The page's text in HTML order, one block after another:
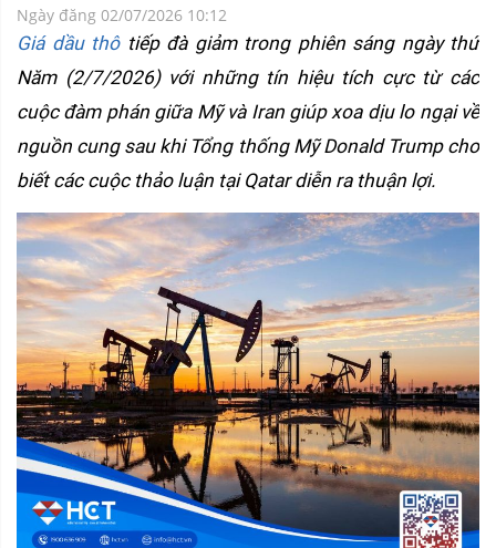
Ngày đăng 02/07/2026 10:12
Giá dầu thô tiếp đà giảm trong phiên sáng ngày thứ
Năm (2/7/2026) với những tín hiệu tích cực từ các
cuộc đàm phán giữa Mỹ và Iran giúp xoa dịu lo ngại về
nguồn cung sau khi Tổng thống Mỹ Donald Trump cho
biết các cuộc thảo luận tại Qatar diễn ra thuận lợi.